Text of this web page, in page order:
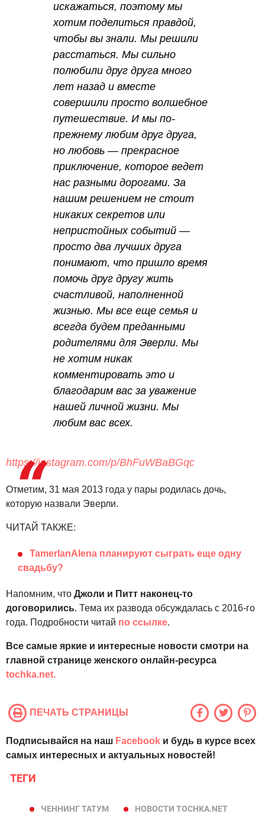
искажаться, поэтому мы
хотим поделиться правдой,
чтобы вы знали. Мы решили
расстаться. Мы сильно
полюбили друг друга много
лет назад и вместе
совершили просто волшебное
путешествие. И мы по-
прежнему любим друг друга,
но любовь — прекрасное
приключение, которое ведет
нас разными дорогами. За
нашим решением не стоит
никаких секретов или
непристойных событий —
просто два лучших друга
понимают, что пришло время
помочь друг другу жить
счастливой, наполненной
жизнью. Мы все еще семья и
всегда будем преданными
родителями для Эверли. Мы
не хотим никак
комментировать это и
благодарим вас за уважение
нашей личной жизни. Мы
любим вас всех.
https://instagram.com/p/BhFuWBaBGqc
Отметим, 31 мая 2013 года у пары родилась дочь,
которую назвали Эверли.
ЧИТАЙ ТАКЖЕ:
TamerlanAlena планируют сыграть еще одну
свадьбу?
Напомним, что Джоли и Питт наконец-то
договорились. Тема их развода обсуждалась с 2016-го
года. Подробности читай по ссылке.
Все самые яркие и интересные новости смотри на
главной странице женского онлайн-ресурса
tochka.net.
ПЕЧАТЬ СТРАНИЦЫ
Подписывайся на наш Facebook и будь в курсе всех
самых интересных и актуальных новостей!
ТЕГИ
ЧЕННИНГ ТАТУМ НОВОСТИ TOCHKA.NET